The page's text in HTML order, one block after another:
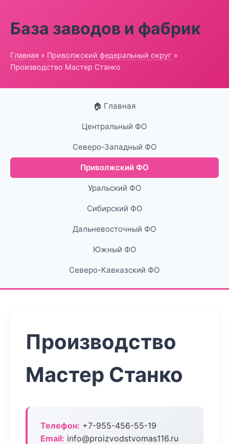
База заводов и фабрик
Главная » Приволжский федеральный округ »
Производство Мастер Станко
🏠 Главная
Центральный ФО
Северо-Западный ФО
Приволжский ФО
Уральский ФО
Сибирский ФО
Дальневосточный ФО
Южный ФО
Северо-Кавказский ФО
Производство
Мастер Станко
Телефон: +7-955-456-55-19
Email: info@proizvodstvomas116.ru